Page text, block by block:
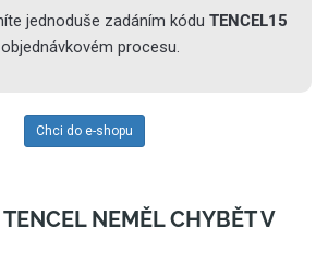
jednoduše zadáním kódu TENCEL15
procesu.
Chci do e-shopu
TENCEL NEMĚL CHYBĚT V